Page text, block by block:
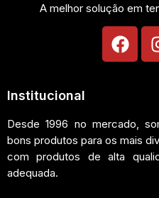
A melhor solução em
Institucional
Desde 1996 no mercado,
bons produtos para os mais
com produtos de alta
adequada.